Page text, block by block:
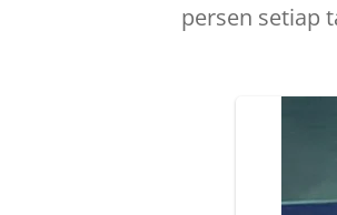
persen setiap